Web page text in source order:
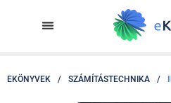
EKÖNYVEK / SZÁMÍTÁSTECHNIKA /